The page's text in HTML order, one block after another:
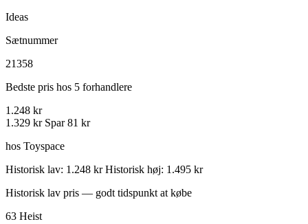
Ideas
Sætnummer
21358
Bedste pris hos 5 forhandlere
1.248 kr
1.329 kr Spar 81 kr
hos Toyspace
Historisk lav: 1.248 kr Historisk høj: 1.495 kr
Historisk lav pris — godt tidspunkt at købe
63 Heist